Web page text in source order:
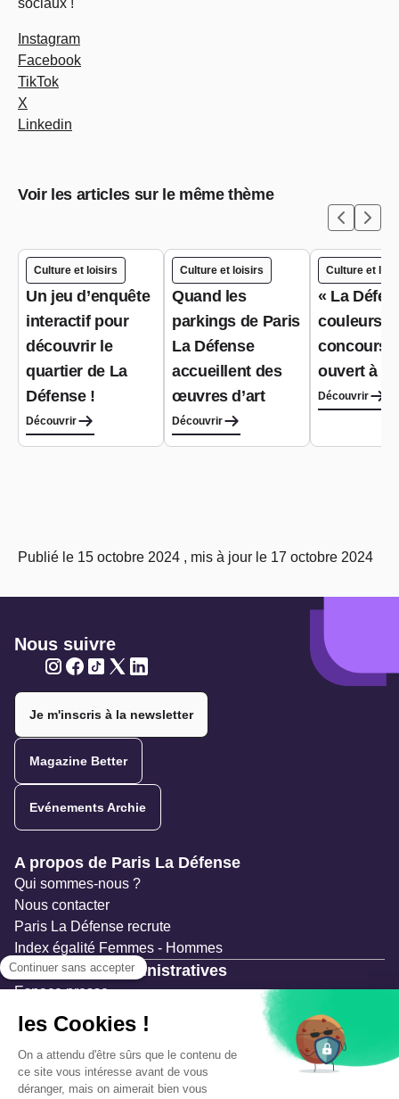
sociaux !
Instagram
Facebook
TikTok
X
Linkedin
Voir les articles sur le même thème
Culture et loisirs
Un jeu d’enquête
interactif pour
découvrir le
quartier de La
Défense !
Découvrir
Culture et loisirs
Quand les
parkings de Paris
La Défense
accueillent des
œuvres d’art
Découvrir
Culture et
« La
couleurs
concours
ouvert à
Découvrir
Publié le 15 octobre 2024 , mis à jour le 17 octobre 2024
Nous suivre
Je m'inscris à la newsletter
Magazine Better
Evénements Archie
Navigation secondaire
A propos de Paris La Défense
Qui sommes-nous ?
Nous contacter
Paris La Défense recrute
Index égalité Femmes - Hommes
Ressources administratives
Espace presse
Documentation
Marchés publics
Appels à projets & avis d'attribution
Mesures de publicité